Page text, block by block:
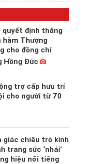
quyết định thăng
hàm Thượng
cho đồng chí
Hồng Đức
trợ cấp hưu trí
cho người từ 70
giác chiêu trò kinh
trang sức ‘nhái’
hiệu nổi tiếng